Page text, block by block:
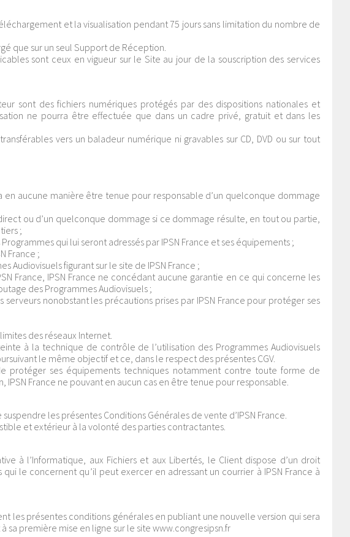
et la visualisation pendant 75 jours sans limitation du nombre de
que sur un seul Support de Réception.
sont ceux en vigueur sur le Site au jour de la souscription des services
sont des fichiers numériques protégés par des dispositions nationales et
ne pourra être effectuée que dans un cadre privé, gratuit et dans les
vers un baladeur numérique ni gravables sur CD, DVD ou sur tout
en aucune manière être tenue pour responsable d’un quelconque dommage
ou d’un quelconque dommage si ce dommage résulte, en tout ou partie,
;
qui lui seront adressés par IPSN France et ses équipements ;
France ;
Audiovisuels figurant sur le site de IPSN France ;
France, IPSN France ne concédant aucune garantie en ce qui concerne les
des Programmes Audiovisuels ;
nonobstant les précautions prises par IPSN France pour protéger ses
des réseaux Internet.
à la technique de contrôle de l’utilisation des Programmes Audiovisuels
le même objectif et ce, dans le respect des présentes CGV.
protéger ses équipements techniques notamment contre toute forme de
France ne pouvant en aucun cas en être tenue pour responsable.
les présentes Conditions Générales de vente d’IPSN France.
et extérieur à la volonté des parties contractantes.
à l’Informatique, aux Fichiers et aux Libertés, le Client dispose d’un droit
le concernent qu’il peut exercer en adressant un courrier à IPSN France à
les présentes conditions générales en publiant une nouvelle version qui sera
première mise en ligne sur le site www.congresipsn.fr